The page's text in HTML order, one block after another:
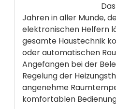
Jahren in aller Munde,
elektronischen Helfern
gesamte Haustechnik
oder automatischen
Angefangen bei der
Regelung der
angenehme
komfortablen Bedienung